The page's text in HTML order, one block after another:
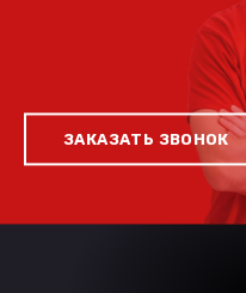
ЗАКАЗАТЬ ЗВОНОК